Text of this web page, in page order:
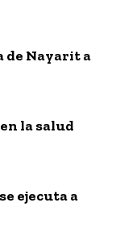
de Nayarit a
la salud
ejecuta a